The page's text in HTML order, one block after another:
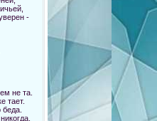
с
-
не та.
тает.